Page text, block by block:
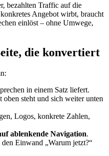
bezahlten Traffic auf die
Angebot wirbt, braucht
einlöst – ohne Umwege,
die konvertiert
in einem Satz liefert.
oben steht und sich weiter unten
Logos, konkrete Zahlen,
ablenkende Navigation.
den Einwand „Warum jetzt?“